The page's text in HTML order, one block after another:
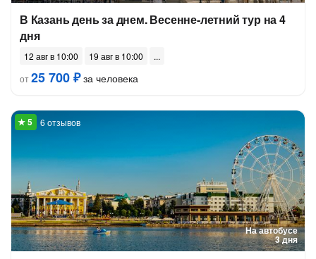
В Казань день за днем. Весенне-летний тур на 4
дня
12 авг в 10:00
19 авг в 10:00
от25 700 ₽за человека
На автобусе
3 дня
6 отзывов